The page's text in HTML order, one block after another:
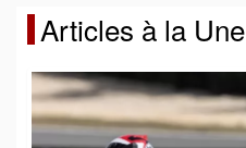
Articles à la Une